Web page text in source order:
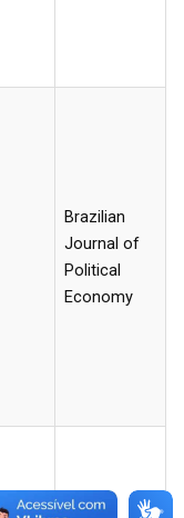
Brazilian
Journal of
Political
Economy